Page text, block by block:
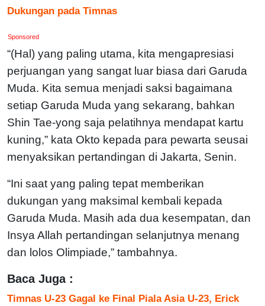
Dukungan pada Timnas
Sponsored
“(Hal) yang paling utama, kita mengapresiasi
perjuangan yang sangat luar biasa dari Garuda
Muda. Kita semua menjadi saksi bagaimana
setiap Garuda Muda yang sekarang, bahkan
Shin Tae-yong saja pelatihnya mendapat kartu
kuning,” kata Okto kepada para pewarta seusai
menyaksikan pertandingan di Jakarta, Senin.
“Ini saat yang paling tepat memberikan
dukungan yang maksimal kembali kepada
Garuda Muda. Masih ada dua kesempatan, dan
Insya Allah pertandingan selanjutnya menang
dan lolos Olimpiade,” tambahnya.
Baca Juga :
Timnas U-23 Gagal ke Final Piala Asia U-23, Erick